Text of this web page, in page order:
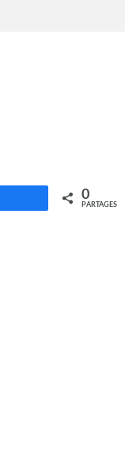
0
PARTAGES